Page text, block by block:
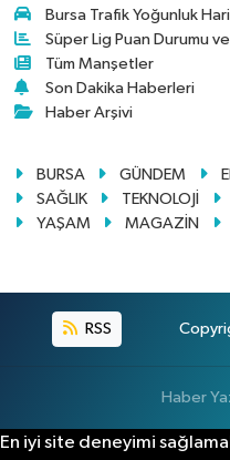
Bursa Trafik Yoğunluk
Süper Lig Puan Durumu
Tüm Manşetler
Son Dakika Haberleri
Haber Arşivi
BURSA GÜNDEM
SAĞLIK
TEKNOLOJİ
YAŞAM
MAGAZİN
RSS
Haber
En iyi site deneyimi